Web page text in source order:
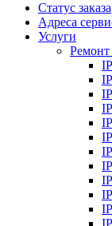
Статус заказа
Адреса
Услуги
Ремонт